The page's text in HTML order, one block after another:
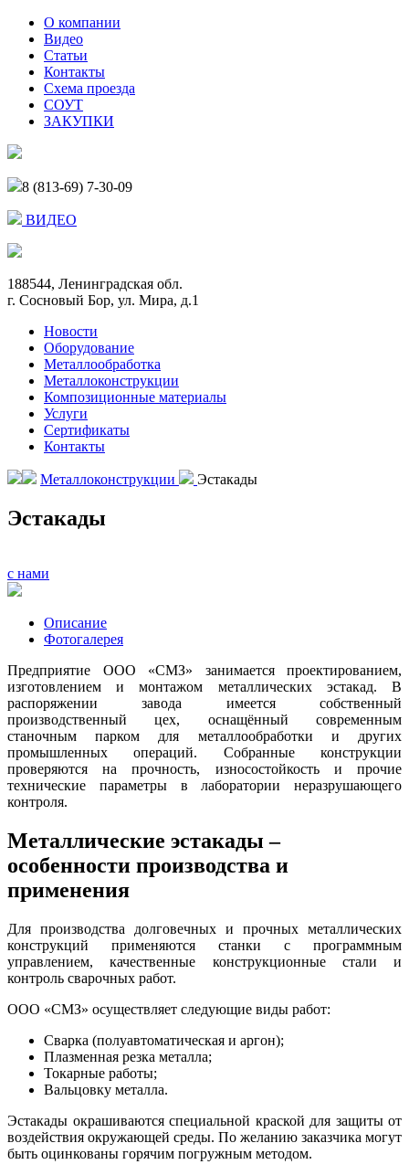
О компании
Видео
Статьи
Контакты
Схема проезда
СОУТ
ЗАКУПКИ
8 (813-69) 7-30-09
ВИДЕО
188544, Ленинградская обл.
г. Сосновый Бор, ул. Мира, д.1
Новости
Оборудование
Металлообработка
Металлоконструкции
Композиционные материалы
Услуги
Сертификаты
Контакты
Металлоконструкции Эстакады
Эстакады
с нами
Описание
Фотогалерея
Предприятие ООО «СМЗ» занимается проектированием,
изготовлением и монтажом металлических эстакад. В
распоряжении завода имеется собственный
производственный цех, оснащённый современным
станочным парком для металлообработки и других
промышленных операций. Собранные конструкции
проверяются на прочность, износостойкость и прочие
технические параметры в лаборатории неразрушающего
контроля.
Металлические эстакады –
особенности производства и
применения
Для производства долговечных и прочных металлических
конструкций применяются станки с программным
управлением, качественные конструкционные стали и
контроль сварочных работ.
ООО «СМЗ» осуществляет следующие виды работ:
Сварка (полуавтоматическая и аргон);
Плазменная резка металла;
Токарные работы;
Вальцовку металла.
Эстакады окрашиваются специальной краской для защиты от
воздействия окружающей среды. По желанию заказчика могут
быть оцинкованы горячим погружным методом.